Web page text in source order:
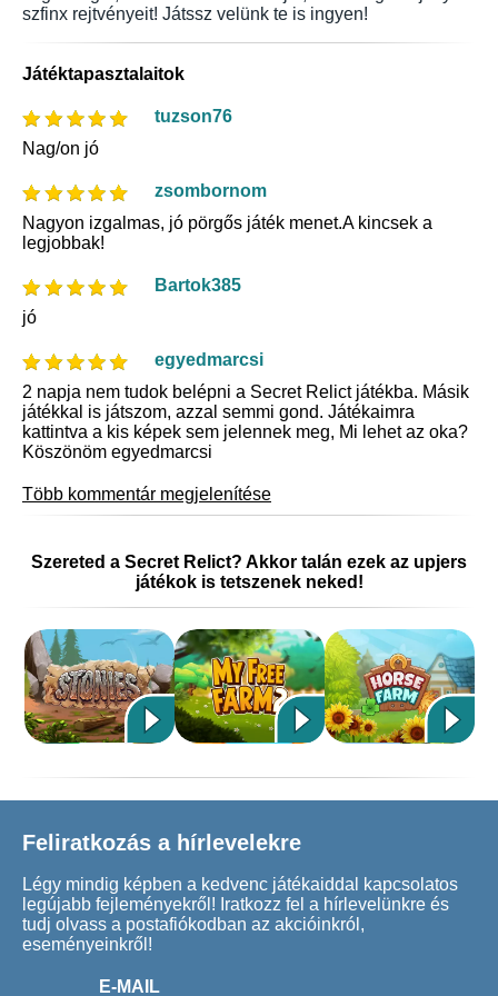
szfinx rejtvényeit! Játssz velünk te is ingyen!
Játéktapasztalaitok
tuzson76
Nag/on jó
zsombornom
Nagyon izgalmas, jó pörgős játék menet.A kincsek a
legjobbak!
Bartok385
jó
egyedmarcsi
2 napja nem tudok belépni a Secret Relict játékba. Másik
játékkal is játszom, azzal semmi gond. Játékaimra
kattintva a kis képek sem jelennek meg, Mi lehet az oka?
Köszönöm egyedmarcsi
Több kommentár megjelenítése
Szereted a Secret Relict? Akkor talán ezek az upjers
játékok is tetszenek neked!
Feliratkozás a hírlevelekre
Légy mindig képben a kedvenc játékaiddal kapcsolatos
legújabb fejleményekről! Iratkozz fel a hírlevelünkre és
tudj olvass a postafiókodban az akcióinkról,
eseményeinkről!
E-MAIL